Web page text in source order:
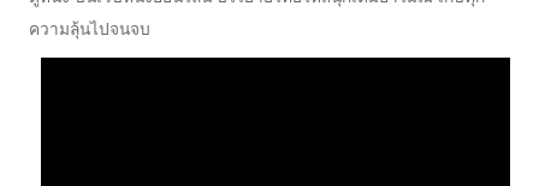
ความลุ้นไปจนจบ